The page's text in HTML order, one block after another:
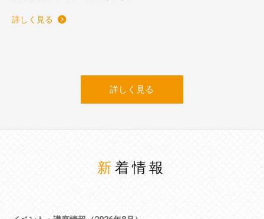
詳しく見る
詳しく見る
新着情報